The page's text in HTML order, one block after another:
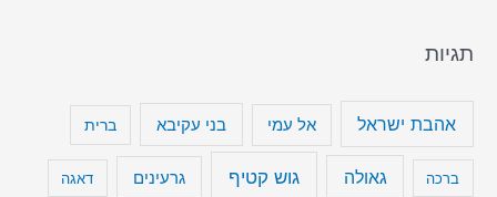
תגיות
אהבת ישראל אל עמי בני עקיבא ברית
ברכה גאולה גוש קטיף גרעינים דאגה